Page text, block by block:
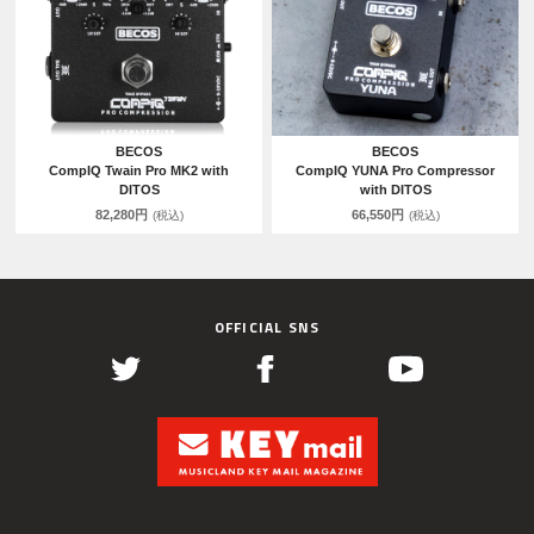
BECOS
CompIQ Twain Pro MK2 with
DITOS
82,280円 (税込)
BECOS
CompIQ YUNA Pro Compressor
with DITOS
66,550円 (税込)
OFFICIAL SNS